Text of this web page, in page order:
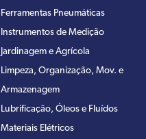
Ferramentas Pneumáticas
Instrumentos de Medição
Jardinagem e Agrícola
Limpeza, Organização, Mov. e
Armazenagem
Lubrificação, Óleos e Fluídos
Materiais Elétricos